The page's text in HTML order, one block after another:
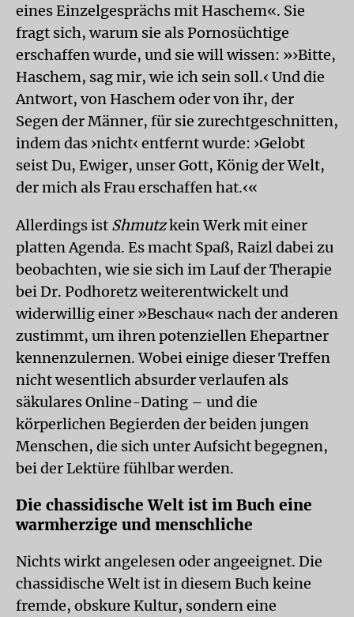
eines Einzelgesprächs mit Haschem«. Sie
fragt sich, warum sie als Pornosüchtige
erschaffen wurde, und sie will wissen: »›Bitte,
Haschem, sag mir, wie ich sein soll.‹ Und die
Antwort, von Haschem oder von ihr, der
Segen der Männer, für sie zurechtgeschnitten,
indem das ›nicht‹ entfernt wurde: ›Gelobt
seist Du, Ewiger, unser Gott, König der Welt,
der mich als Frau erschaffen hat.‹«
Allerdings ist Shmutzkein Werk mit einer
platten Agenda. Es macht Spaß, Raizl dabei zu
beobachten, wie sie sich im Lauf der Therapie
bei Dr. Podhoretz weiterentwickelt und
widerwillig einer »Beschau« nach der anderen
zustimmt, um ihren potenziellen Ehepartner
kennenzulernen. Wobei einige dieser Treffen
nicht wesentlich absurder verlaufen als
säkulares Online-Dating – und die
körperlichen Begierden der beiden jungen
Menschen, die sich unter Aufsicht begegnen,
bei der Lektüre fühlbar werden.
Die chassidische Welt ist im Buch eine
warmherzige und menschliche
Nichts wirkt angelesen oder angeeignet. Die
chassidische Welt ist in diesem Buch keine
fremde, obskure Kultur, sondern eine